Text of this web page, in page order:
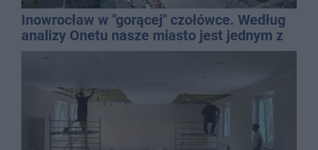
Inowrocław w "gorącej" czołówce. Według
analizy Onetu nasze miasto jest jednym z
najbardziej narażonych na upały